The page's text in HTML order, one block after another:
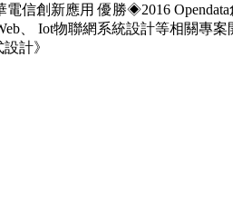
創新應用 優勝◈2016
、 Iot物聯網系統設計等相關
計》